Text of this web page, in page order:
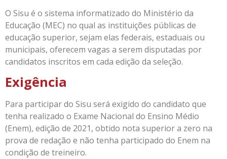
O Sisu é o sistema informatizado do Ministério da
Educação (MEC) no qual as instituições públicas de
educação superior, sejam elas federais, estaduais ou
municipais, oferecem vagas a serem disputadas por
candidatos inscritos em cada edição da seleção.
Exigência
Para participar do Sisu será exigido do candidato que
tenha realizado o Exame Nacional do Ensino Médio
(Enem), edição de 2021, obtido nota superior a zero na
prova de redação e não tenha participado do Enem na
condição de treineiro.